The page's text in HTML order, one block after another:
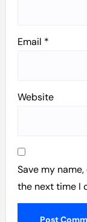
Email *
Website
Save my
the next time I